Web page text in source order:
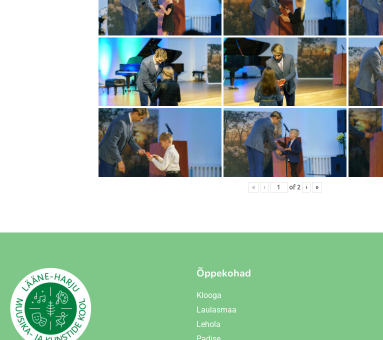
« ‹ of 2 › »
Õppekohad
Klooga
Laulasmaa
Lehola